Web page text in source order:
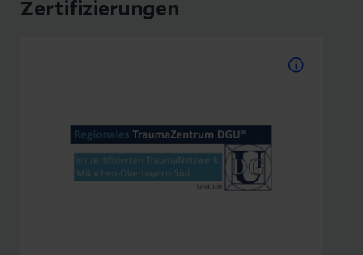
Zertifizierungen
Um das Zertifikat der DGU als
Traumazentrum zu erhalten, müssen
Krankenhäuser eine Reihe von